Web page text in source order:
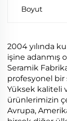
Boyut
2004 yılında
işine adanmış
Seramik
profesyonel
Yüksek kaliteli
ürünlerimizin
Avrupa,